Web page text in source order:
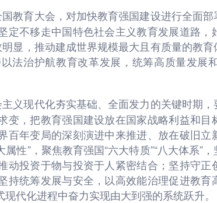
国教育大会，对加快教育强国建设进行全面
定不移走中国特色社会主义教育发展道路
显，推动建成世界规模最大且有质量的教
法治护航教育改革发展，统筹高质量发展
主义现代化夯实基础、全面发力的关键时期
变，把教育强国建设放在国家战略利益和
百年变局的深刻演进中来推进、放在破旧
性”，聚焦教育强国“六大特质”“八大体系”
动投资于物与投资于人紧密结合；坚持守
持统筹发展与安全，以高效能治理促进教
代化进程中奋力实现由大到强的系统跃升。